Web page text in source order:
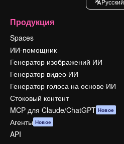
Продукция
Spaces
ИИ-помощник
Генератор изображений ИИ
Генератор видео ИИ
Генератор голоса на основе ИИ
Стоковый контент
MCP для Claude/ChatGPT Новое
Агенты Новое
API